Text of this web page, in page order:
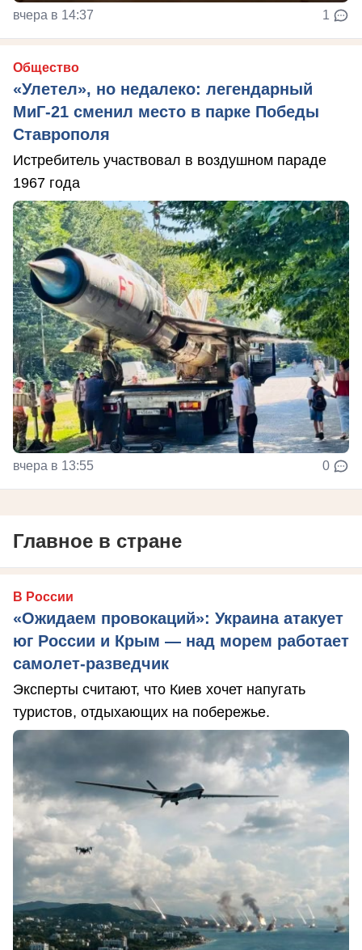
вчера в 14:37 1
Общество
«Улетел», но недалеко: легендарный
МиГ-21 сменил место в парке Победы
Ставрополя
Истребитель участвовал в воздушном параде
1967 года
вчера в 13:55 0
Главное в стране
В России
«Ожидаем провокаций»: Украина атакует
юг России и Крым — над морем работает
самолет-разведчик
Эксперты считают, что Киев хочет напугать
туристов, отдыхающих на побережье.